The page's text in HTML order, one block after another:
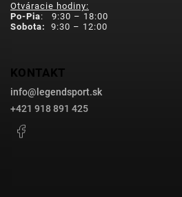
Otváracie hodiny:
Po-Pia: 9:30 – 18:00
Sobota:
9:30 – 12:00
KONTAKT
info@ legendsport.sk
+421 918 891 425